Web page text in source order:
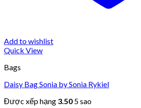
Add to wishlist
Quick View
Bags
Daisy Bag Sonia by Sonia Rykiel
Được xếp hạng 3.50 5 sao